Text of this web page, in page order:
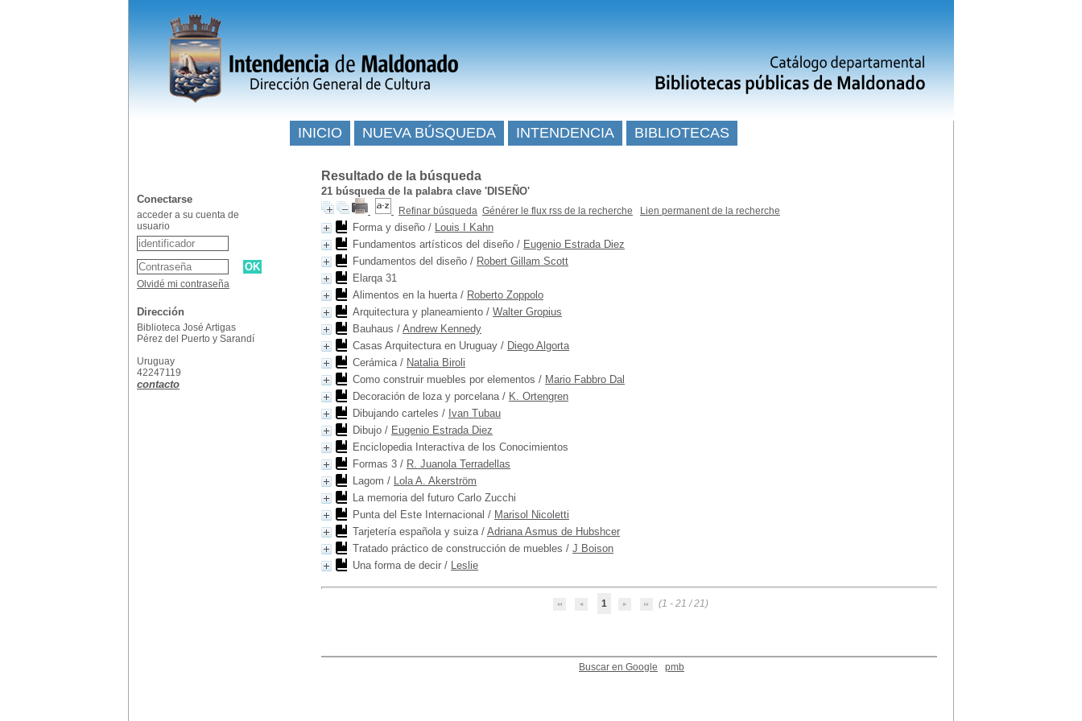
Resultado de la búsqueda
21 búsqueda de la palabra clave 'DISEÑO'
Refinar búsqueda Générer le flux rss de la recherche Lien permanent de la recherche
Forma y diseño / Louis I Kahn
Fundamentos artísticos del diseño / Eugenio Estrada Diez
Fundamentos del diseño / Robert Gillam Scott
Elarqa 31
Alimentos en la huerta/ Roberto Zoppolo
Arquitectura y planeamiento / Walter Gropius
Bauhaus / Andrew Kennedy
Casas Arquitectura en Uruguay / Diego Algorta
Cerámica/ Natalia Biroli
Como construir muebles por elementos / Mario Fabbro Dal
Decoración de loza y porcelana/ K. Ortengren
Dibujando carteles / Ivan Tubau
Dibujo / Eugenio Estrada Diez
Enciclopedia Interactiva de los Conocimientos
Formas 3 / R. Juanola Terradellas
Lagom / Lola A. Akerström
La memoria del futuro Carlo Zucchi
Punta del Este Internacional / Marisol Nicoletti
Tarjetería española y suiza/ Adriana Asmus de Hubshcer
Tratado práctico de construcción de muebles / J Boison
Una forma de decir / Leslie
1 (1 - 21 / 21)
Buscar en Google pmb
INICIO NUEVA BÚSQUEDA INTENDENCIA BIBLIOTECAS
Conectarse
acceder a su cuenta de
usuario
Olvidé mi contraseña
Dirección
Biblioteca José Artigas
Pérez del Puerto y Sarandí
Uruguay
42247119
contacto